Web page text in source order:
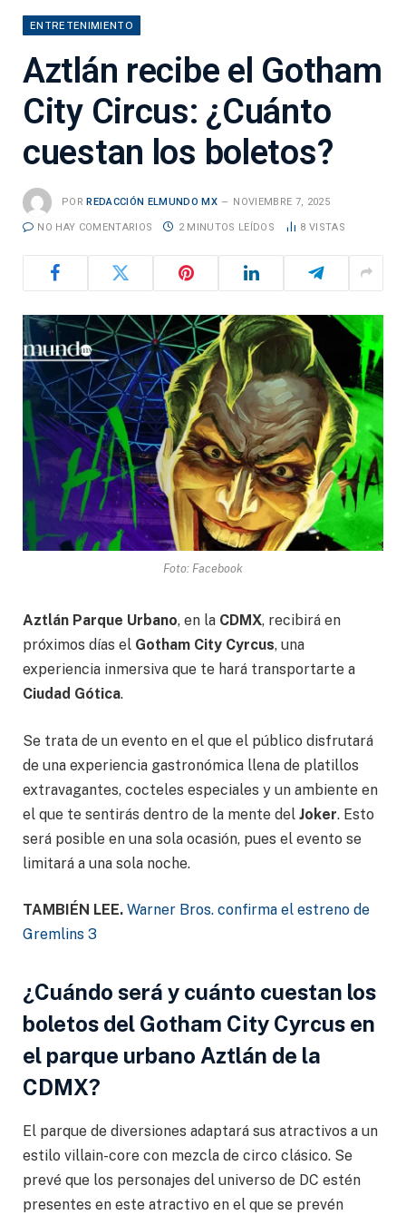
ENTRETENIMIENTO
Aztlán recibe el Gotham
City Circus: ¿Cuánto
cuestan los boletos?
POR REDACCIÓN ELMUNDO MX NOVIEMBRE 7, 2025
NO HAY COMENTARIOS 2 MINUTOS LEÍDOS 8 VISTAS
Foto: Facebook
Aztlán Parque Urbano, en la CDMX, recibirá en
próximos días el Gotham City Cyrcus, una
experiencia inmersiva que te hará transportarte a
Ciudad Gótica.
Se trata de un evento en el que el público disfrutará
de una experiencia gastronómica llena de platillos
extravagantes, cocteles especiales y un ambiente en
el que te sentirás dentro de la mente del Joker. Esto
será posible en una sola ocasión, pues el evento se
limitará a una sola noche.
TAMBIÉN LEE. Warner Bros. confirma el estreno de
Gremlins 3
¿Cuándo será y cuánto cuestan los
boletos del Gotham City Cyrcus en
el parque urbano Aztlán de la
CDMX?
El parque de diversiones adaptará sus atractivos a un
estilo villain-core con mezcla de circo clásico. Se
prevé que los personajes del universo de DC estén
presentes en este atractivo en el que se prevén